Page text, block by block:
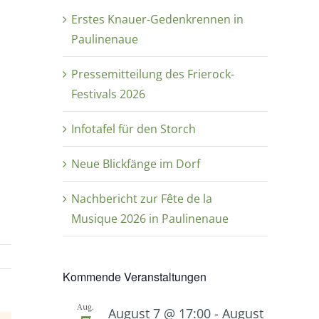
Erstes Knauer-Gedenkrennen in
Paulinenaue
Pressemitteilung des Frierock-
Festivals 2026
Infotafel für den Storch
Neue Blickfänge im Dorf
Nachbericht zur Fête de la
Musique 2026 in Paulinenaue
Kommende Veranstaltungen
Aug. August 7 @ 17:00 - August